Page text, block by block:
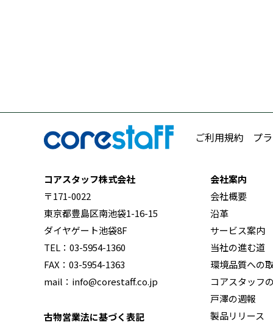
ご利用規約 プ
コアスタッフ株式会社
〒171-0022
東京都豊島区南池袋1-16-15
ダイヤゲート池袋8F
TEL：03-5954-1360
FAX：03-5954-1363
mail：info@corestaff.co.jp
古物営業法に基づく表記
会社案内
会社概要
沿革
サービス案内
当社の進む道
環境品質への
コアスタッフ
戸澤の週報
製品リリース